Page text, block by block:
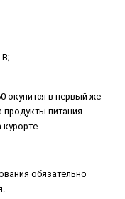
В;
окупится в первый же
продукты питания
курорте.
обязательно